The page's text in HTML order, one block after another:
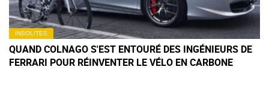
INSOLITES
QUAND COLNAGO S'EST ENTOURÉ DES INGÉNIEURS DE
FERRARI POUR RÉINVENTER LE VÉLO EN CARBONE